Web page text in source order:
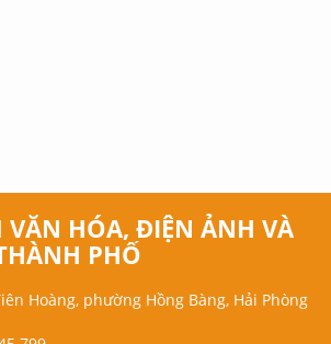
VĂN HÓA, ĐIỆN ẢNH VÀ
PHỐ
Hoàng, phường Hồng Bàng, Hải Phòng